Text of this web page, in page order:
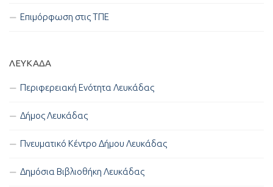
Επιμόρφωση στις ΤΠΕ
ΛΕΥΚΑΔΑ
Περιφερειακή Ενότητα Λευκάδας
Δήμος Λευκάδας
Πνευματικό Κέντρο Δήμου Λευκάδας
Δημόσια Βιβλιοθήκη Λευκάδας